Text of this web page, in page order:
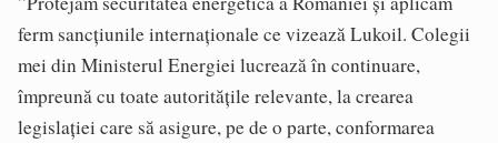
ferm sancţiunile internaţionale ce vizează Lukoil. Colegii
mei din Ministerul Energiei lucrează în continuare,
împreună cu toate autorităţile relevante, la crearea
legislaţiei care să asigure, pe de o parte, conformarea